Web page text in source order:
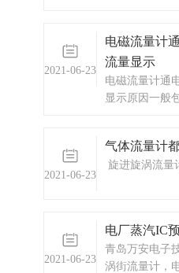
将三种信号混
的标准流量，
的温压补偿功
2021-06-23
电磁流量计
流量显示
电磁流量计通
显示原因一般
场有强干扰4)
合理5)、安装
2021-06-23
气体流量计
旋进旋涡流量
2021-06-23
电厂蒸汽IC
青岛万安电子
涡街流量计，